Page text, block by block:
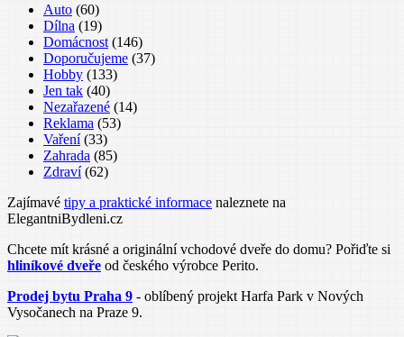
Auto (60)
Dílna (19)
Domácnost (146)
Doporučujeme (37)
Hobby (133)
Jen tak (40)
Nezařazené (14)
Reklama (53)
Vaření(33)
Zahrada (85)
Zdraví(62)
Zajímavé tipy a praktické informace naleznete na
ElegantniBydleni.cz
Chcete mít krásné a originální vchodové dveře do domu? Pořiďte si
hliníkové dveře od českého výrobce Perito.
Prodej bytu Praha 9 - oblíbený projekt Harfa Park v Nových
Vysočanech na Praze 9.